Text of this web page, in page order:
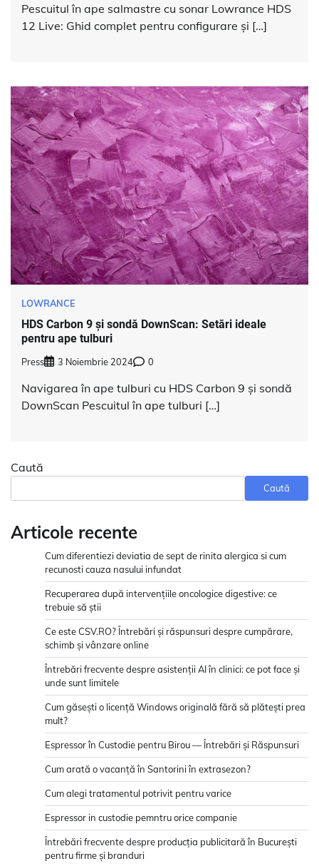
Pescuitul în ape salmastre cu sonar Lowrance HDS
12 Live: Ghid complet pentru configurare și […]
LOWRANCE
HDS Carbon 9 și sondă DownScan: Setări ideale
pentru ape tulburi
Press 3 Noiembrie 2024 0
Navigarea în ape tulburi cu HDS Carbon 9 și sondă
DownScan Pescuitul în ape tulburi […]
Caută
Caută
Articole recente
Cum diferentiezi deviatia de sept de rinita alergica si cum
recunosti cauza nasului infundat
Recuperarea după intervențiile oncologice digestive: ce
trebuie să știi
Ce este CSV.RO? Întrebări și răspunsuri despre cumpărare,
schimb și vânzare online
Întrebări frecvente despre asistenții AI în clinici: ce pot face și
unde sunt limitele
Cum găsești o licență Windows originală fără să plătești prea
mult?
Espressor în Custodie pentru Birou — Întrebări și Răspunsuri
Cum arată o vacanță în Santorini în extrasezon?
Cum alegi tratamentul potrivit pentru varice
Espressor in custodie pemntru orice companie
Întrebări frecvente despre producția publicitară în București
pentru firme și branduri